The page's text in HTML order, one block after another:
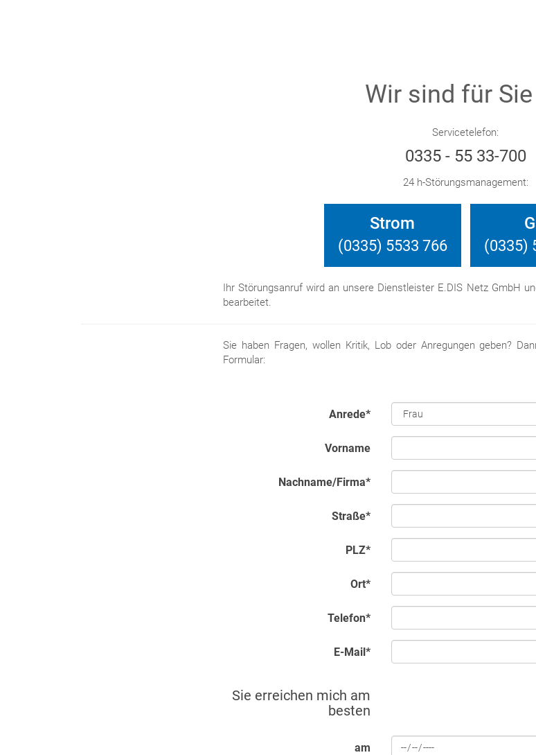
Wir sind für
Servicetelefon:
0335 - 55 33-700
24 h-Störungsmanagement:
Strom
(0335) 5533 766 (0335)
Ihr Störungsanruf wird an unsere Dienstleister E.DIS Netz GmbH
bearbeitet.
Sie haben Fragen, wollen Kritik, Lob oder Anregungen geben?
Formular:
Anrede*
Vorname
Nachname/Firma*
Straße*
PLZ*
Ort*
Telefon*
E-Mail*
Sie erreichen mich am
besten
am